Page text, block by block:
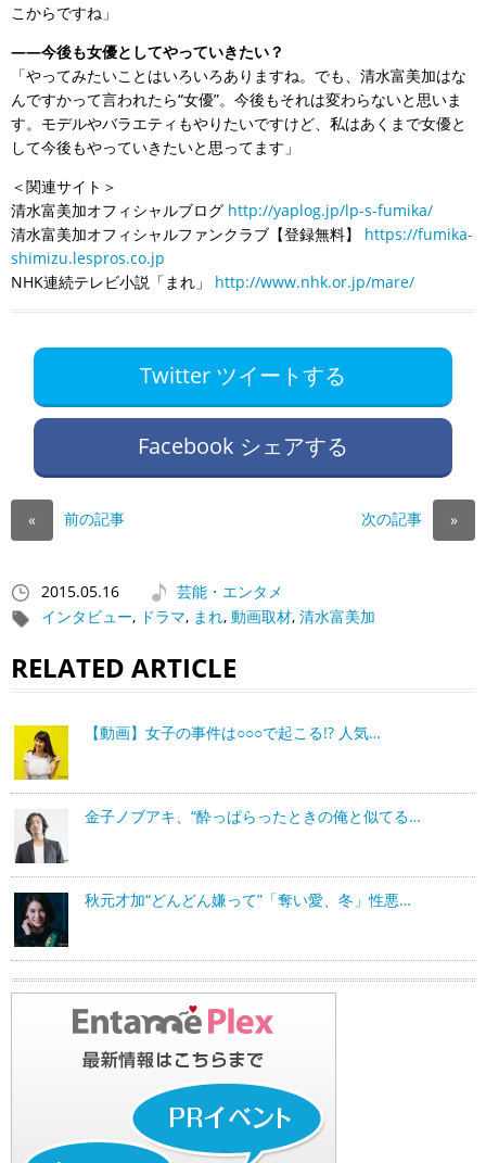
こからですね」
――今後も女優としてやっていきたい？
「やってみたいことはいろいろありますね。でも、清水富美加はな
んですかって言われたら“女優”。今後もそれは変わらないと思いま
す。モデルやバラエティもやりたいですけど、私はあくまで女優と
して今後もやっていきたいと思ってます」
＜関連サイト＞
清水富美加オフィシャルブログ http://yaplog.jp/lp-s-fumika/
清水富美加オフィシャルファンクラブ【登録無料】 https://fumika-
shimizu.lespros.co.jp
NHK連続テレビ小説「まれ」 http://www.nhk.or.jp/mare/
Twitter ツイートする
Facebook シェアする
« 前の記事 次の記事 »
2015.05.16
芸能・エンタメ
インタビュー, ドラマ, まれ, 動画取材, 清水富美加
RELATED ARTICLE
【動画】女子の事件は○○○で起こる!? 人気…
金子ノブアキ、“酔っぱらったときの俺と似てる…
秋元才加“どんどん嫌って”「奪い愛、冬」性悪…